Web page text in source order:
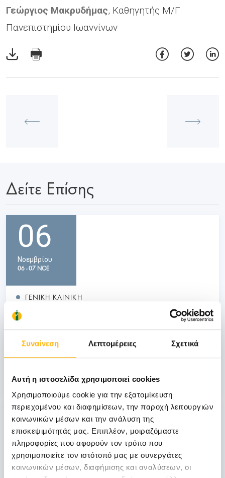
Συναίνεση Λεπτομέρειες Σχετικά
Αυτή η ιστοσελίδα χρησιμοποιεί cookies
Χρησιμοποιούμε cookie για την εξατομίκευση
περιεχομένου και διαφημίσεων, την παροχή λειτουργιών
κοινωνικών μέσων και την ανάλυση της
επισκεψιμότητάς μας. Επιπλέον, μοιραζόμαστε
πληροφορίες που αφορούν τον τρόπο που
χρησιμοποιείτε τον ιστότοπό μας με συνεργάτες
κοινωνικών μέσων, διαφήμισης και αναλύσεων, οι
Γεώργιος Μακρυδήμας, Καθηγητής Μ/Γ
Πανεπιστημίου Ιωαννίνων
Δείτε Επίσης
06
Νοεμβρίου
06 - 07 ΝΟΕ
ΓΕΝΙΚΗ ΚΛΙΝΙΚΗ
ΙΑΣΩ Γενική Κλινική: Επιστημονική
Διημερίδα «Γυναικολογικές νεοπλασίες και
νεοπλασίες ουροποιητικού και μαστού:
Θεραπευτικά διλήμματα και νεότερα
δεδομένα από το ESMO 2026»
Μάθετε Περισσότερα
31
Οκτωβρίου